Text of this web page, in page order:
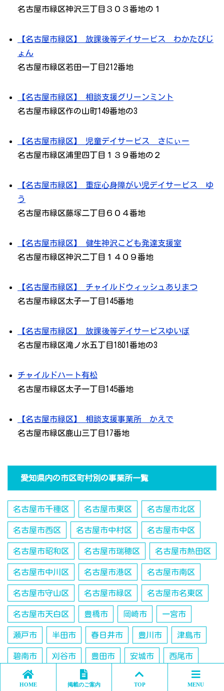
名古屋市緑区神沢三丁目３０３番地の１
【名古屋市緑区】 放課後等デイサービス わかたびじ
ょん
名古屋市緑区若田一丁目212番地
【名古屋市緑区】 相談支援グリーンミント
名古屋市緑区作の山町149番地の3
【名古屋市緑区】 児童デイサービス さにぃー
名古屋市緑区浦里四丁目１３９番地の２
【名古屋市緑区】 重症心身障がい児デイサービス ゆ
う
名古屋市緑区藤塚二丁目６０４番地
【名古屋市緑区】 健生神沢こども発達支援室
名古屋市緑区神沢二丁目１４０９番地
【名古屋市緑区】 チャイルドウィッシュありまつ
名古屋市緑区太子一丁目145番地
【名古屋市緑区】 放課後等デイサービスゆいぽ
名古屋市緑区滝ノ水五丁目1801番地の3
チャイルドハート有松
名古屋市緑区太子一丁目145番地
【名古屋市緑区】 相談支援事業所 かえで
名古屋市緑区鹿山三丁目17番地
愛知県内の市区町村別の事業所一覧
名古屋市千種区 名古屋市東区 名古屋市北区
名古屋市西区 名古屋市中村区 名古屋市中区
名古屋市昭和区 名古屋市瑞穂区 名古屋市熱田区
名古屋市中川区 名古屋市港区 名古屋市南区
名古屋市守山区 名古屋市緑区 名古屋市名東区
名古屋市天白区 豊橋市 岡崎市 一宮市
瀬戸市 半田市 春日井市 豊川市 津島市
碧南市 刈谷市 豊田市 安城市 西尾市
蒲郡市 江南市 小牧市
HOME 掲載のご案内 TOP MENU